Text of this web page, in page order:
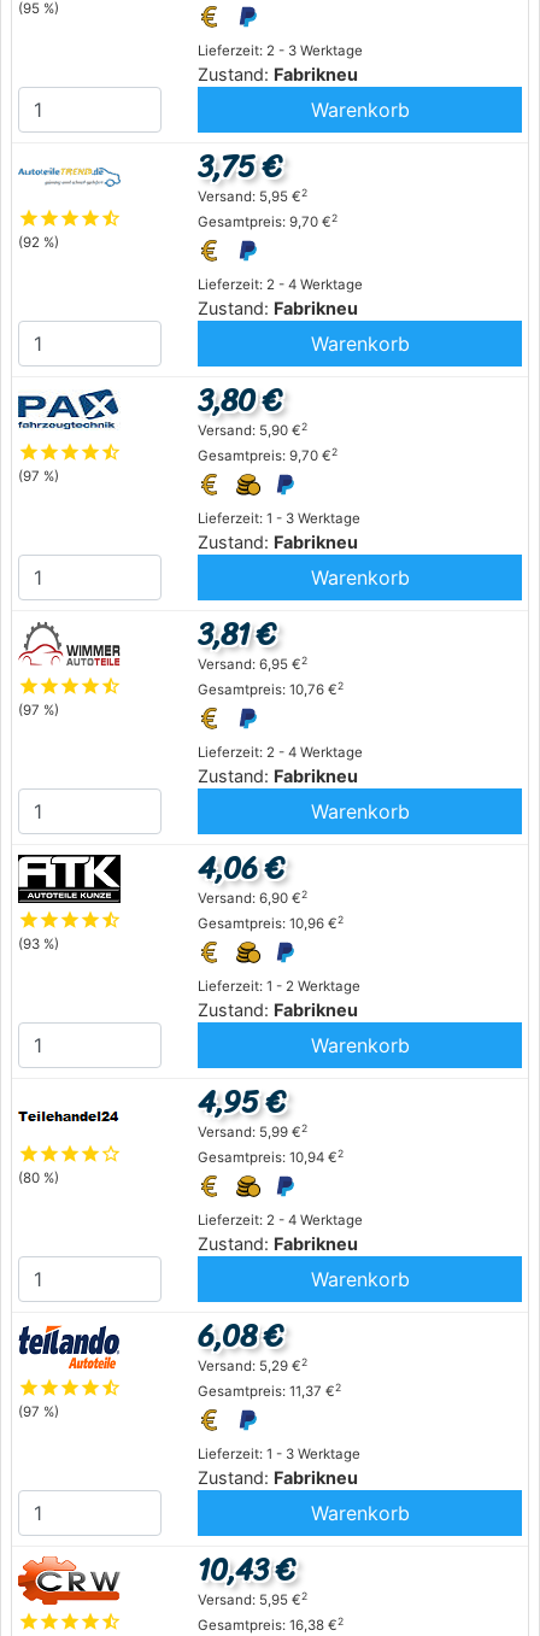
(95 %)
Lieferzeit: 2 - 3 Werktage
Zustand: Fabrikneu
Warenkorb
starstarstarstarstar_half
(92 %)
Lieferzeit: 2 - 4 Werktage
Zustand: Fabrikneu
3,75 €
Versand: 5,95 €2
Gesamtpreis: 9,70 €2
Warenkorb
starstarstarstarstar_half
(97 %)
Lieferzeit: 1 - 3 Werktage
Zustand: Fabrikneu
3,80 €
Versand: 5,90 €2
Gesamtpreis: 9,70 €2
Warenkorb
starstarstarstarstar_half
(97 %)
Lieferzeit: 2 - 4 Werktage
Zustand: Fabrikneu
3,81 €
Versand: 6,95 €2
Gesamtpreis: 10,76 €2
Warenkorb
starstarstarstarstar_half
(93 %)
Lieferzeit: 1 - 2 Werktage
Zustand: Fabrikneu
4,06 €
Versand: 6,90 €2
Gesamtpreis: 10,96 €2
Warenkorb
starstarstarstarstar_outline
(80 %)
Lieferzeit: 2 - 4 Werktage
Zustand: Fabrikneu
4,95 €
Versand: 5,99 €2
Gesamtpreis: 10,94 €2
Warenkorb
starstarstarstarstar_half
(97 %)
Lieferzeit: 1 - 3 Werktage
Zustand: Fabrikneu
6,08 €
Versand: 5,29 €2
Gesamtpreis: 11,37 €2
Warenkorb
starstarstarstarstar_half
10,43 €
Versand: 5,95 €2
Gesamtpreis: 16,38 €2